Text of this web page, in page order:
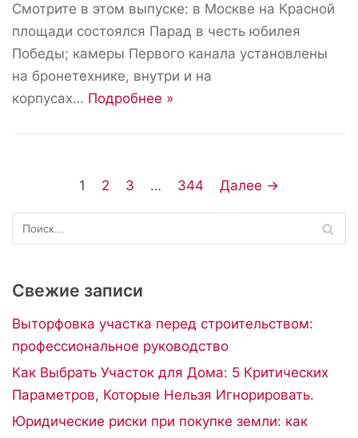
Смотрите в этом выпуске: в Москве на Красной
площади состоялся Парад в честь юбилея
Победы; камеры Первого канала установлены
на бронетехнике, внутри и на
корпусах… Подробнее »
1 2 3 … 344 Далее →
Свежие записи
Выторфовка участка перед строительством:
профессиональное руководство
Как Выбрать Участок для Дома: 5 Критических
Параметров, Которые Нельзя Игнорировать.
Юридические риски при покупке земли: как